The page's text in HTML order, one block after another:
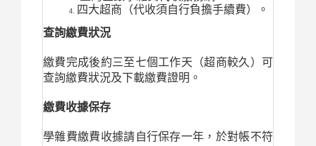
四大超商（代收須自行負擔手續費）。
查詢繳費狀況
繳費完成後約三至七個工作天（超商較久）可
查詢繳費狀況及下載繳費證明。
繳費收據保存
學雜費繳費收據請自行保存一年，於對帳不符